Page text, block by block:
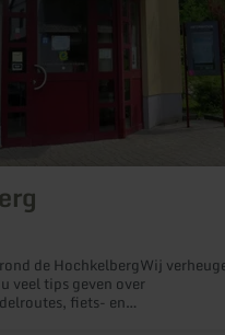
de HochkelbergWij
veel tips geven over
fiets- en